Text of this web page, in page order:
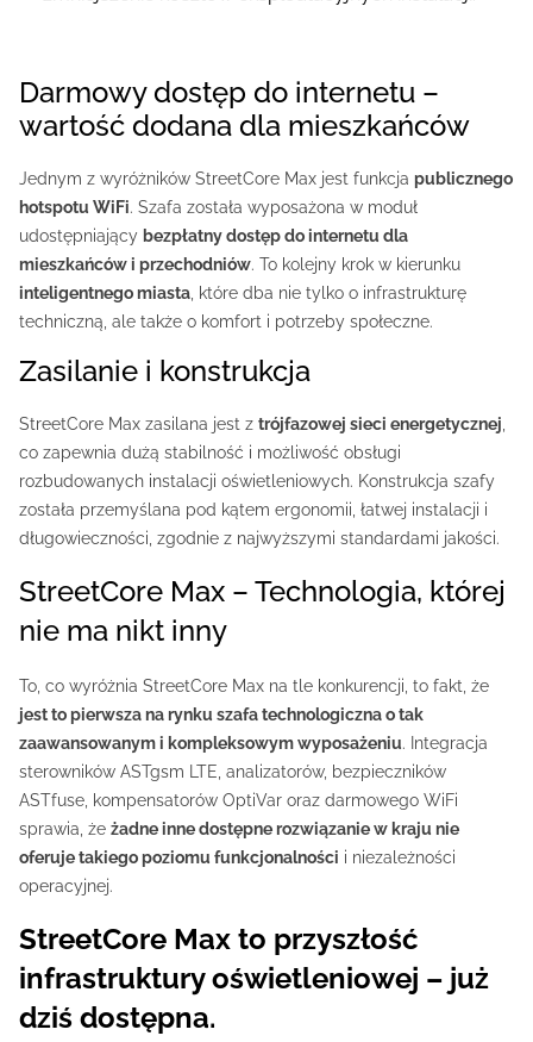
Darmowy dostęp do internetu –
wartość dodana dla mieszkańców
Jednym z wyróżników StreetCore Max jest funkcja publicznego
hotspotu WiFi. Szafa została wyposażona w moduł
udostępniający bezpłatny dostęp do internetu dla
mieszkańców i przechodniów. To kolejny krok w kierunku
inteligentnego miasta , które dba nie tylko o infrastrukturę
techniczną, ale także o komfort i potrzeby społeczne.
Zasilanie i konstrukcja
StreetCore Max zasilana jest z trójfazowej sieci energetycznej
co zapewnia dużą stabilność i możliwość obsługi
rozbudowanych instalacji oświetleniowych. Konstrukcja szafy
została przemyślana pod kątem ergonomii, łatwej instalacji i
długowieczności, zgodnie z najwyższymi standardami jakości.
StreetCore Max – Technologia, której
nie ma nikt inny
To, co wyróżnia StreetCore Max na tle konkurencji, to fakt, że
jest to pierwsza na rynku szafa technologiczna o tak
zaawansowanym i kompleksowym wyposażeniu. Integracja
sterowników ASTgsm LTE, analizatorów, bezpieczników
ASTfuse, kompensatorów OptiVar oraz darmowego WiFi
sprawia, że żadne inne dostępne rozwiązanie w kraju nie
oferuje takiego poziomu funkcjonalności i niezależności
operacyjnej.
StreetCore Max to przyszłość
infrastruktury oświetleniowej – już
dziś dostępna.